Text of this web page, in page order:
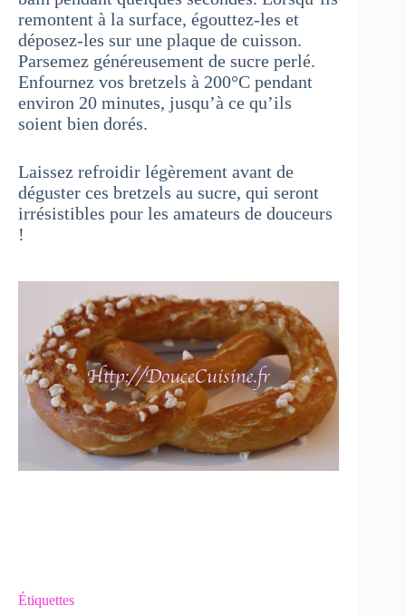
remontent à la surface, égouttez-les et
déposez-les sur une plaque de cuisson.
Parsemez généreusement de sucre perlé.
Enfournez vos bretzels à 200°C pendant
environ 20 minutes, jusqu’à ce qu’ils
soient bien dorés.
Laissez refroidir légèrement avant de
déguster ces bretzels au sucre, qui seront
irrésistibles pour les amateurs de douceurs
!
Étiquettes